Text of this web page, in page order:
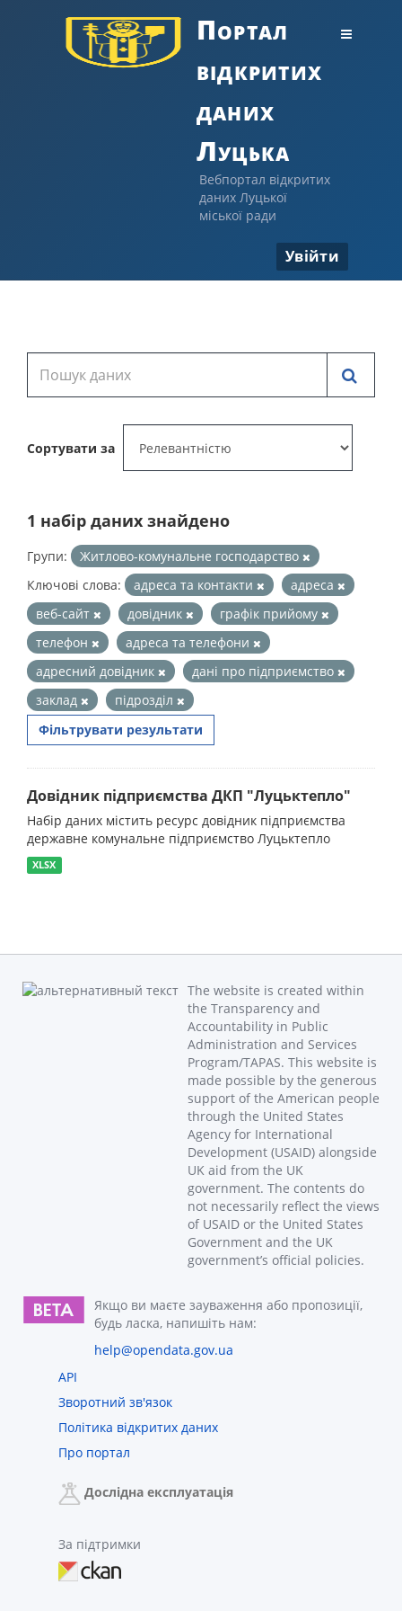
Портал
відкритих
даних
Луцька
Вебпортал відкритих
даних Луцької
міської ради
Увійти
Сортувати за
1 набір даних знайдено
Групи:
Житлово-комунальне господарство
Ключові слова:
адреса та контакти
адреса
веб-сайт
довідник
графік прийому
телефон
адреса та телефони
адресний довідник
дані про підприємство
заклад
підрозділ
Фільтрувати результати
Довідник підприємства ДКП "Луцьктепло"
Набір даних містить ресурс довідник підприємства
державне комунальне підприємство Луцьктепло
XLSX
The website is created within
the Transparency and
Accountability in Public
Administration and Services
Program/TAPAS. This website is
made possible by the generous
support of the American people
through the United States
Agency for International
Development (USAID) alongside
UK aid from the UK
government. The contents do
not necessarily reflect the views
of USAID or the United States
Government and the UK
government’s official policies.
Якщо ви маєте зауваження або пропозиції,
будь ласка, напишіть нам:
help@opendata.gov.ua
API
Зворотний зв'язок
Політика відкритих даних
Про портал
Дослідна експлуатація
За підтримки